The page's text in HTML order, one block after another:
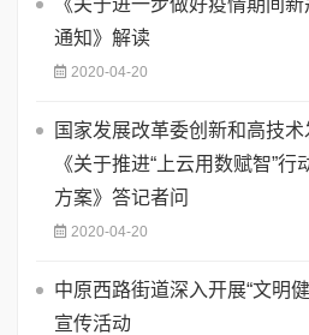
通知》解读
2020-04-20
国家发展改革委创新和高技
《关于推进“上云用数赋智”
方案》答记者问
2020-04-20
中原西路街道深入开展“文明
宣传活动